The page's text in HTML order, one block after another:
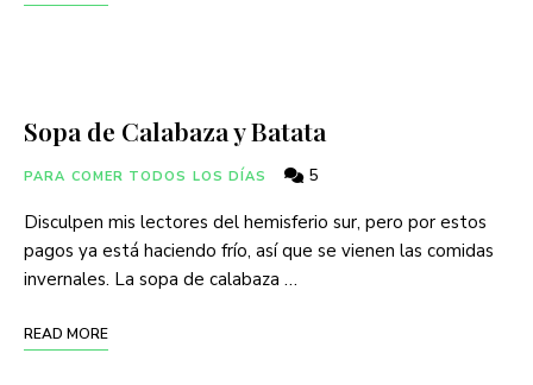
Sopa de Calabaza y Batata
PARA COMER TODOS LOS DÍAS 5
Disculpen mis lectores del hemisferio sur, pero por estos
pagos ya está haciendo frío, así que se vienen las comidas
invernales. La sopa de calabaza …
READ MORE